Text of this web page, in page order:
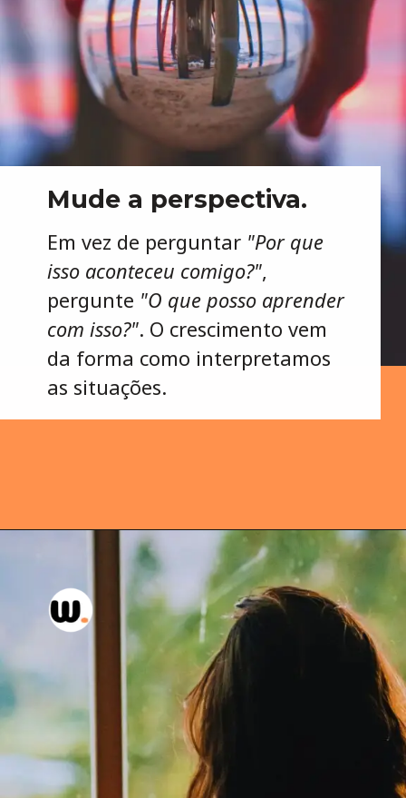
Mude a perspectiva.
Em vez de perguntar "Por que
isso aconteceu comigo?",
pergunte "O que posso aprender
com isso?". O crescimento vem
da forma como interpretamos
as situações.